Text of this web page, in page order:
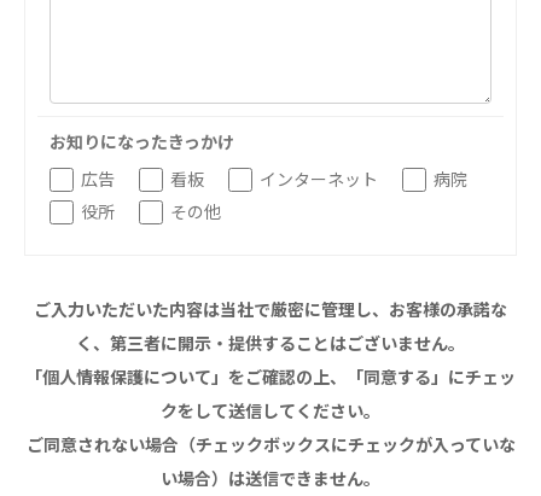
海外
海外グループ会社
台灣善合股份有限公司
Angkor-Japan Friendship International
Hospital
クヴィアン小学校・カンボジア日本友好共生クヴ
カンボジア日本友好技術教育センター
お知りになったきっかけ
広告
看板 インターネット
病院
役所
その他
ご入力いただいた内容は当社で厳密に管理し、お客様の承諾な
く、第三者に開示・提供することはございません。
「個人情報保護について」をご確認の上、「同意する」にチェッ
クをして送信してください。
ご同意されない場合（チェックボックスにチェックが入っていな
い場合）は送信できません。